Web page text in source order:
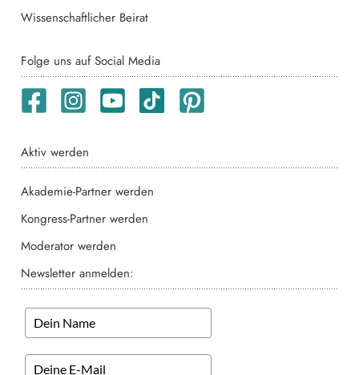
Wissenschaftlicher Beirat
Folge uns auf Social Media
Aktiv werden
Akademie-Partner werden
Kongress-Partner werden
Moderator werden
Newsletter anmelden: